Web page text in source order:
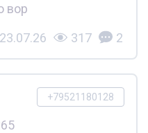
вор
23.07.26 317 2
+79521180128